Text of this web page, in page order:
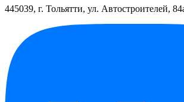
445039, г. Тольятти, ул. Автостроителей,